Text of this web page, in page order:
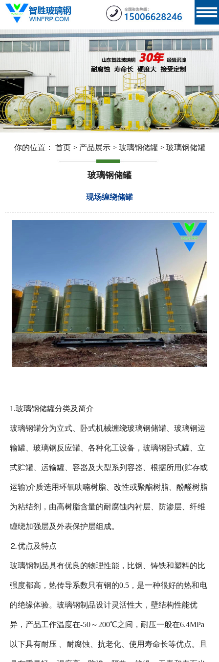
你的位置： 首页> 产品展示> 玻璃钢储罐> 玻璃钢储罐
玻璃钢储罐
现场缠绕储罐
1.玻璃钢储罐分类及简介
玻璃钢罐分为立式、卧式机械缠绕玻璃钢储罐、玻璃钢运
输罐、玻璃钢反应罐、各种化工设备，玻璃钢卧式罐、立
式贮罐、运输罐、容器及大型系列容器、根据所用(贮存或
运输)介质选用环氧呋喃树脂、改性或聚酯树脂、酚醛树脂
为粘结剂，由高树脂含量的耐腐蚀内衬层、防渗层、纤维
缠绕加强层及外表保护层组成。
⒉优点及特点
玻璃钢制品具有优良的物理性能，比钢、铸铁和塑料的比
强度都高，热传导系数只有钢的0.5，是一种很好的热和电
的绝缘体验。玻璃钢制品设计灵活性大，壁结构性能优
异，产品工作温度在-50～200℃之间，耐压一般在6.4MPa
以下具有耐压 、耐腐蚀、抗老化、使用寿命长等优点。且